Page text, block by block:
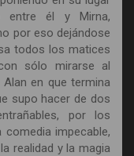
entre él y Mirna,
por eso dejándose
todos los matices
sólo mirarse al
en que termina
supo hacer de dos
por los
impecable,
realidad y la magia